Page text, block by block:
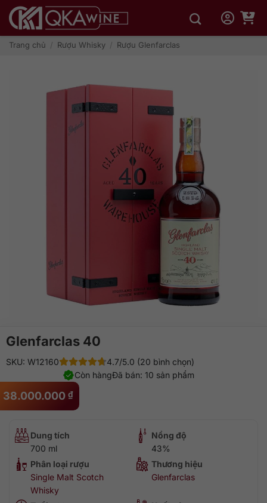
qua
dungTrang chủ / Rượu Whisky / Rượu Glenfarclas
Glenfarclas 40
38.000.000 ₫
SKU: W12160
4.7/5.0 (20 bình chọn)
Đã bán: 10 sản phẩm
Còn hàng
Dung tích
700 ml
Nồng độ
43%
Phân loại rượu
Single Malt Scotch
Whisky
Thương hiệu
Glenfarclas